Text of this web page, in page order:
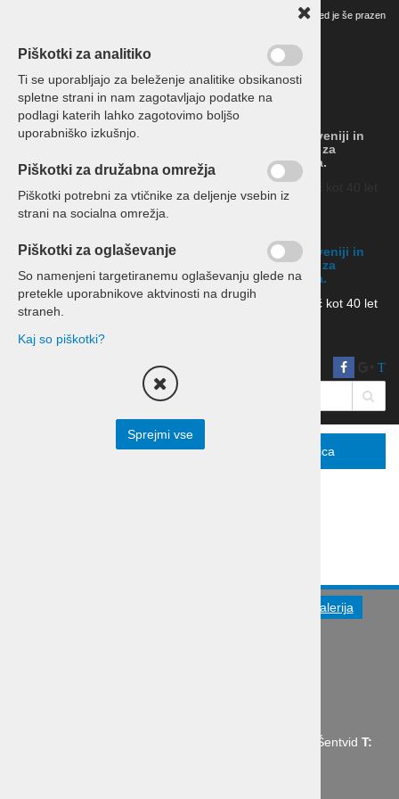
Vaš pregled je še prazen
Organiziramo izlete, počitnice in prevoze v Sloveniji in
tujini – zanesljivo, pregledno in brez skrbi za
posameznike, družine, skupine in podjetja.
osebnih
in družinskih izkušenj v prevozih in turizmu.
Organiziramo izlete, počitnice in prevoze v Sloveniji in
tujini – zanesljivo, pregledno in brez skrbi za
posameznike, družine, skupine in podjetja.
Že 20 let Abctour d.o.o. (2006–2026) – na osnovi več kot 40 let
in družinskih izkušenj v prevozih in turizmu.
T
Podrobno Košarica
Galerija
Abctour d.o.o., Mrharjeva ulica 19 1210 Ljubljana - Šentvid T:
Piškotki za analitiko
Ti se uporabljajo za beleženje analitike obsikanosti
spletne strani in nam zagotavljajo podatke na
podlagi katerih lahko zagotovimo boljšo
uporabniško izkušnjo.
Piškotki za družabna omrežja
Piškotki potrebni za vtičnike za deljenje vsebin iz
strani na socialna omrežja.
Piškotki za oglaševanje
So namenjeni targetiranemu oglaševanju glede na
pretekle uporabnikove aktvinosti na drugih
straneh.
Kaj so piškotki?
Sprejmi vse